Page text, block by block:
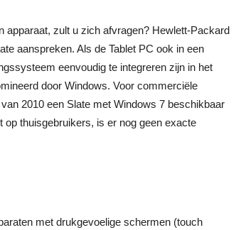
zult u zich afvragen? Hewlett-Packard
aanspreken. Als de Tablet PC ook in een
eenvoudig te integreren zijn in het
door Windows. Voor commerciële
2010 een Slate met Windows 7 beschikbaar
thuisgebruikers, is er nog geen exacte
met drukgevoelige schermen (touch